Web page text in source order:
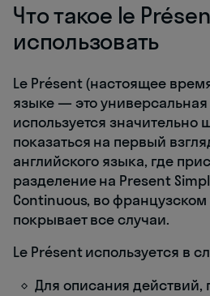
Что такое le
использовать
Le Présent (настоящее
языке — это
используется
показаться на первый
английского языка, где
разделение на Present
Continuous, во
покрывает все случаи.
Le Présent используется в
Для описания действий,